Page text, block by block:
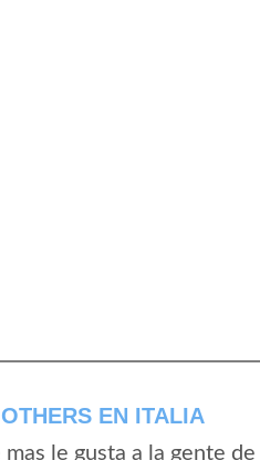
EN ITALIA
le gusta a la gente de